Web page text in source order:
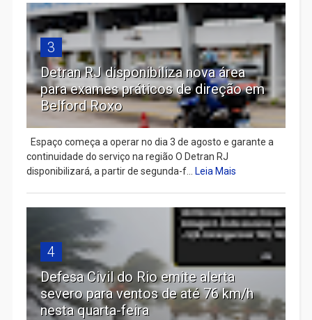
3
Detran RJ disponibiliza nova área
para exames práticos de direção em
Belford Roxo
Espaço começa a operar no dia 3 de agosto e garante a
continuidade do serviço na região O Detran RJ
disponibilizará, a partir de segunda-f... Leia Mais
4
Defesa Civil do Rio emite alerta
severo para ventos de até 76 km/h
nesta quarta-feira